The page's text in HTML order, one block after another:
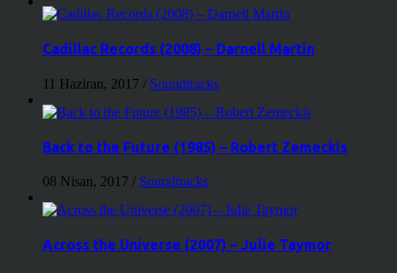
Cadillac Records (2008) – Darnell Martin
11 Haziran, 2017 / Soundtracks
Back to the Future (1985) – Robert Zemeckis
08 Nisan, 2017 / Soundtracks
Across the Universe (2007) – Julie Taymor